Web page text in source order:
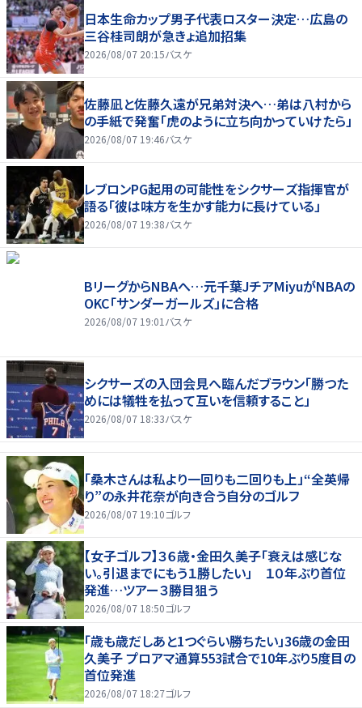
日本生命カップ男子代表ロスター決定…広島の
三谷桂司朗が急きょ追加招集
2026/08/07 20:15バスケ
佐藤凪と佐藤久遠が兄弟対決へ…弟は八村から
の手紙で発奮「虎のように立ち向かっていけたら」
2026/08/07 19:46バスケ
レブロンPG起用の可能性をシクサーズ指揮官が
語る「彼は味方を生かす能力に長けている」
2026/08/07 19:38バスケ
BリーグからNBAへ…元千葉JチアMiyuがNBAの
OKC「サンダーガールズ」に合格
2026/08/07 19:01 バスケ
シクサーズの入団会見へ臨んだブラウン「勝つた
めには犠牲を払って互いを信頼すること」
2026/08/07 18:33バスケ
「桑木さんは私より一回りも二回りも上」“全英帰
り”の永井花奈が向き合う自分のゴルフ
2026/08/07 19:10ゴルフ
【女子ゴルフ】３６歳・金田久美子「衰えは感じな
い。引退までにもう１勝したい」 １０年ぶり首位
発進…ツアー３勝目狙う
2026/08/07 18:50ゴルフ
「歳も歳だしあと1つぐらい勝ちたい」36歳の金田
久美子 プロアマ通算553試合で10年ぶり5度目の
首位発進
2026/08/07 18:27ゴルフ